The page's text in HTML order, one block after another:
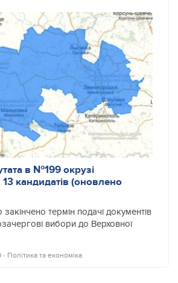
в №199 окрузі
кандидатів (оновлено
термін подачі документів
вибори до Верховної
‐ Політика та економіка